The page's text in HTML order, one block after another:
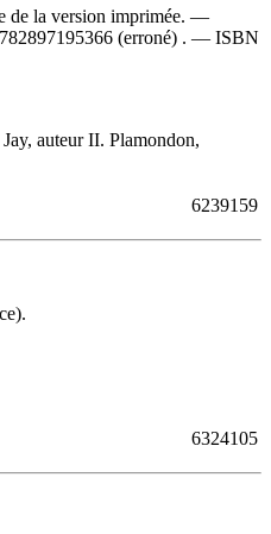
de la version imprimée. —
(erroné) . — ISBN
auteur II. Plamondon,
6239159
6324105